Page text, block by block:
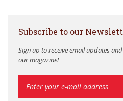
Subscribe to our
Sign up to receive email updates
our magazine!